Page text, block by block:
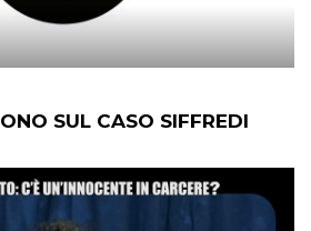
SUL CASO SIFFREDI